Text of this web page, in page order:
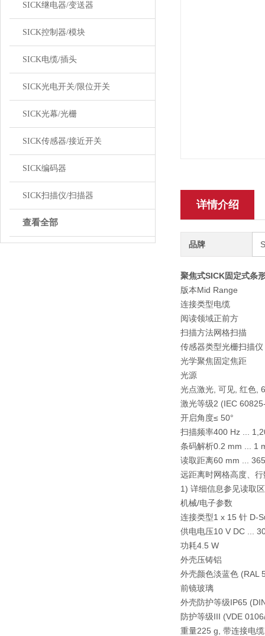
SICK继电器/变送器
SICK控制器/模块
SICK电缆/插头
SICK光电开关/限位开关
SICK光幕/光栅
SICK传感器/接近开关
SICK编码器
SICK扫描仪/扫描器
查看全部
详情介绍
品牌
聚焦式SICK固定式条
版本Mid Range
连接类型电缆
阅读领域正前方
扫描方法网格扫描
传感器类型光栅扫描仪
光学聚焦固定焦距
光源
光点激光, 可见, 红色,
激光等级2 (IEC
开启角度≤ 50°
扫描频率400 Hz ...
条码解析0.2 mm ... 1
读取距离60 mm ...
远距离时网格高度、行
1) 详细信息参见读取
机械/电子参数
连接类型1 x 15 针 D-
供电电压10 V DC ...
功耗4.5 W
外壳压铸铝
外壳颜色淡蓝色 (RAL
前镜玻璃
外壳防护等级IP65
防护等级III (VDE
重量225 g, 带连接电缆